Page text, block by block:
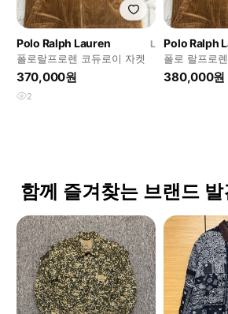
Polo Ralph Lauren
L
폴로랄프로렌 코듀로이 자켓
370,000원
2
Polo Ralph
폴로 랄프로
380,000원
함께 즐겨찾는 브랜드 발